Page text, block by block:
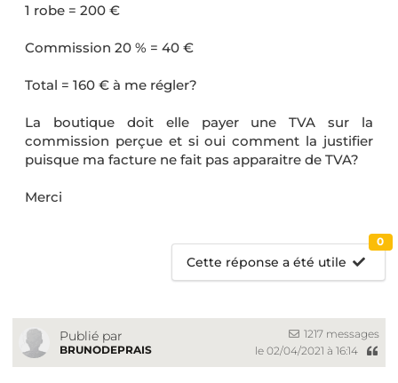
1 robe = 200 €
Commission 20 % = 40 €
Total = 160 € à me régler?
La boutique doit elle payer une TVA sur la
commission perçue et si oui comment la justifier
puisque ma facture ne fait pas apparaitre de TVA?
Merci
Cette réponse a été utile
0
Publié par
BRUNODEPRAIS
1217 messages
le 02/04/2021 à 16:14